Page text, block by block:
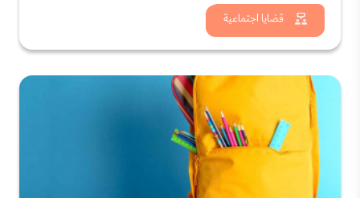
قضايا اجتماعية
شاهد الان